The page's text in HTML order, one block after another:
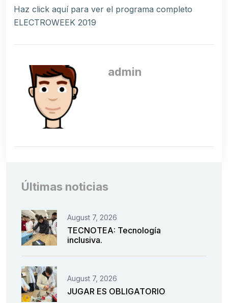
Haz click aquí para ver el programa completo
ELECTROWEEK 2019
admin
Últimas noticias
August 7, 2026
TECNOTEA: Tecnología
inclusiva.
August 7, 2026
JUGAR ES OBLIGATORIO